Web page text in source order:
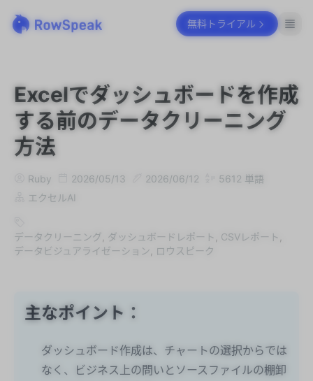
無料トライアル
Excelでダッシュボードを作成
する前のデータクリーニング
方法
Ruby 2026/05/13 2026/06/12 5612 単語
エクセルAI
データクリーニング ダッシュボードレポート CSVレポート
データビジュアライゼーション
ロウスピーク
主なポイント：
ダッシュボード作成は、チャートの選択からでは
なく、ビジネス上の問いとソースファイルの棚卸